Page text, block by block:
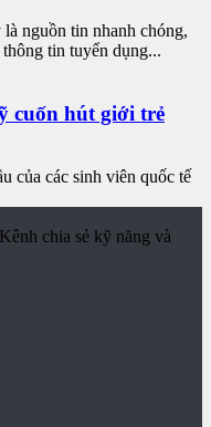
nguồn tin nhanh chóng,
tin tuyển dụng...
cuốn hút giới trẻ
của các sinh viên quốc tế
chia sẻ kỹ năng và